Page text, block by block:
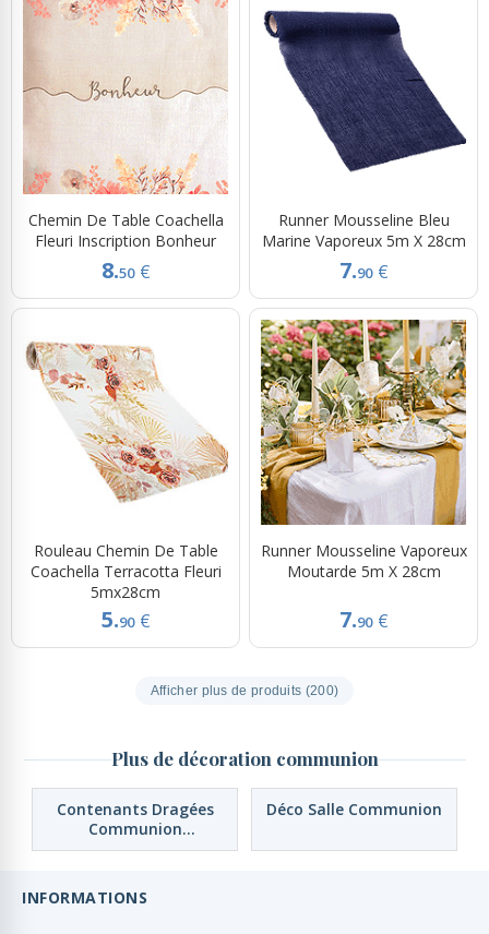
Chemin De Table Coachella
Fleuri Inscription Bonheur
8.50 €
Runner Mousseline Bleu
Marine Vaporeux 5m X 28cm
7.90 €
Rouleau Chemin De Table
Coachella Terracotta Fleuri
5mx28cm
5.90 €
Runner Mousseline Vaporeux
Moutarde 5m X 28cm
7.90 €
Afficher plus de produits (200)
Plus de décoration communion
Contenants Dragées
Communion
Personnalisés
Déco Salle Communion
INFORMATIONS